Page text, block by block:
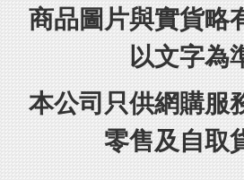
商品圖片與實貨略
以文字為
本公司只供網購服
零售及自取